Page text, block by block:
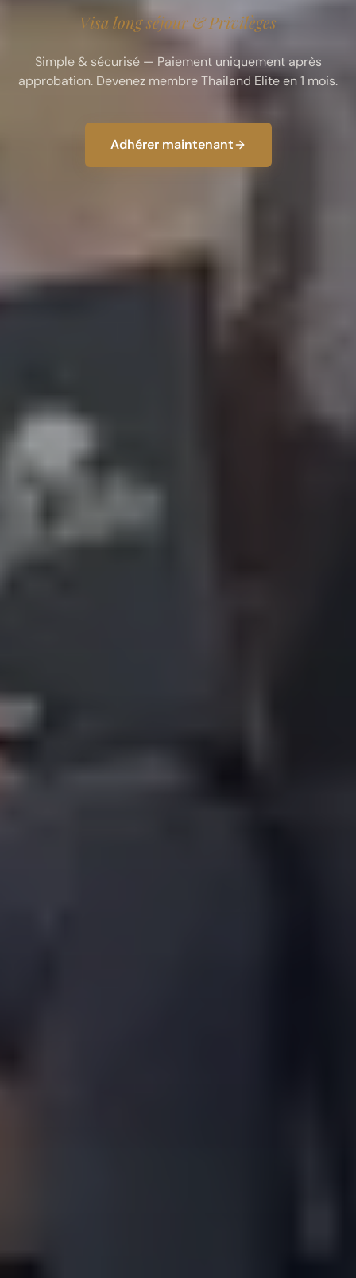
Visa long séjour & Privilèges
Simple & sécurisé — Paiement uniquement après
approbation. Devenez membre Thailand Elite en 1 mois.
Adhérer maintenant